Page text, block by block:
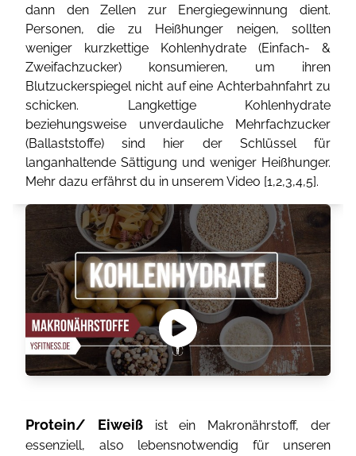
dann den Zellen zur Energiegewinnung dient.
Personen, die zu Heißhunger neigen, sollten
weniger kurzkettige Kohlenhydrate (Einfach- &
Zweifachzucker) konsumieren, um ihren
Blutzuckerspiegel nicht auf eine Achterbahnfahrt zu
schicken. Langkettige Kohlenhydrate
beziehungsweise unverdauliche Mehrfachzucker
(Ballaststoffe) sind hier der Schlüssel für
langanhaltende Sättigung und weniger Heißhunger.
Mehr dazu erfährst du in unserem Video [1,2,3,4,5].
Protein/ Eiweißist ein Makronährstoff, der
essenziell, also lebensnotwendig für unseren